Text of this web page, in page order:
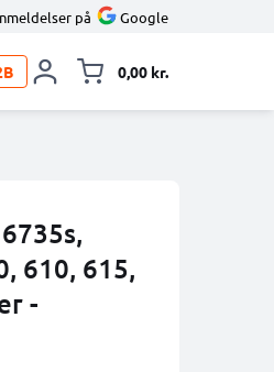
på Google
0,00 kr.
610, 615,
-